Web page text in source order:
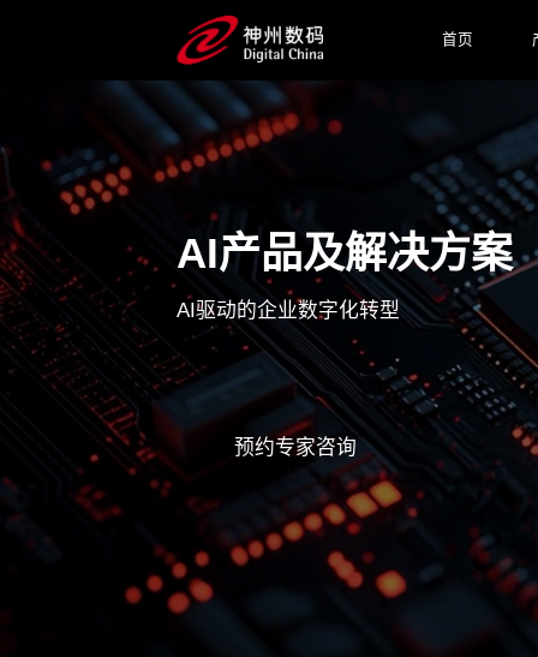
首页
AI产品及解决方案
AI驱动的企业数字化转型
预约专家咨询